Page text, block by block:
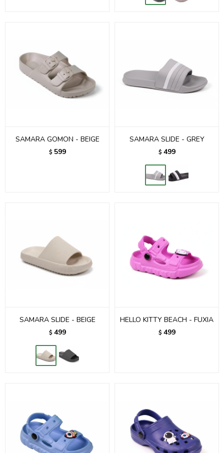
SAMARA GOMON - BEIGE
$ 599
SAMARA SLIDE - GREY
$ 499
SAMARA SLIDE - BEIGE
$ 499
HELLO KITTY BEACH - FUXIA
$ 499